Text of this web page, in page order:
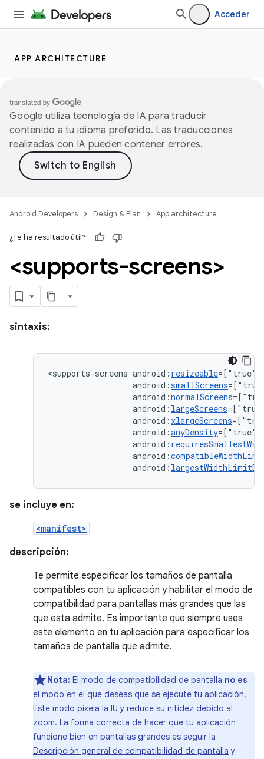
Acceder
APP ARCHITECTURE
Google utiliza tecnología de IA para traducir
contenido a tu idioma preferido. Las traducciones
realizadas con IA pueden contener errores.
Android Developers Design & Plan App architecture
¿Te ha resultado útil?
<supports-screens>
sintaxis:
<supports-screens android: resizeable=["true"|
android:smallScreens
android:normalScreens
android: largeScreens
android: xlargeScreens
android:anyDensity=["true"
android:
android:
android: largestWidthLimitDp
se incluye en:
<manifest>
descripción:
Te permite especificar los tamaños de pantalla
compatibles con tu aplicación y habilitar el modo de
compatibilidad para pantallas más grandes que las
que esta admite. Es importante que siempre uses
este elemento en tu aplicación para especificar los
tamaños de pantalla que admite.
Nota: El modo de compatibilidad de pantalla no es
el modo en el que deseas que se ejecute tu aplicación.
Este modo pixela la IU y reduce su nitidez debido al
zoom. La forma correcta de hacer que tu aplicación
funcione bien en pantallas grandes es seguir la
Descripción general de compatibilidad de pantalla y